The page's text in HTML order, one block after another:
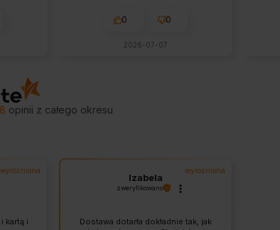
0 0
2026-07-07
opinii z całego okresu
wyróżniona
kartą i
wyróżniona
Izabela
zweryfikowano
Dostawa dotarła dokładnie tak, jak